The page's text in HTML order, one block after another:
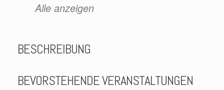
Alle anzeigen
BESCHREIBUNG
BEVORSTEHENDE VERANSTALTUNGEN